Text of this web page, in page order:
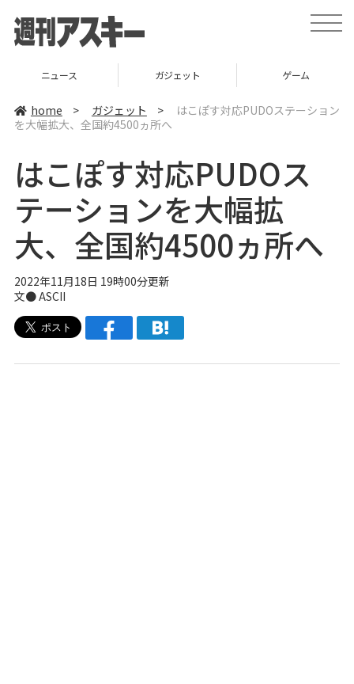
t
o
v
ニュース ガジェット ゲーム
home > ガジェット >
はこぽす対応PUDOステーション
を大幅拡大、全国約4500ヵ所へ
はこぽす対応PUDOス
テーションを大幅拡
大、全国約4500ヵ所へ
2022年11月18日 19時00分更新
文● ASCII